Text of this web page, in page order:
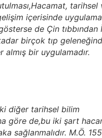
tarihsel
içerisinde uygulama
gösterse de Çin tıbbından
birçok tıp
almış bir uygulamadır.
diğer tarihsel bilim
göre de,bu iki şart
sağlanmalıdır. M.Ö.